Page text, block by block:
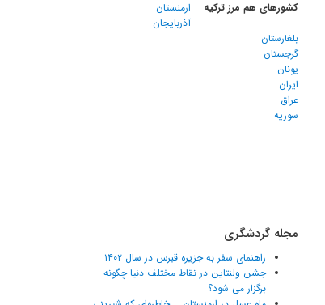
کشورهای هم مرز ترکیه
ارمنستان
آذربایجان
بلغارستان
گرجستان
یونان
ایران
عراق
سوریه
مجله گردشگری
راهنمای سفر به جزیره قبرس در سال ۱۴۰۲
جشن ولنتاین در نقاط مختلف دنیا چگونه
برگزار می شود؟